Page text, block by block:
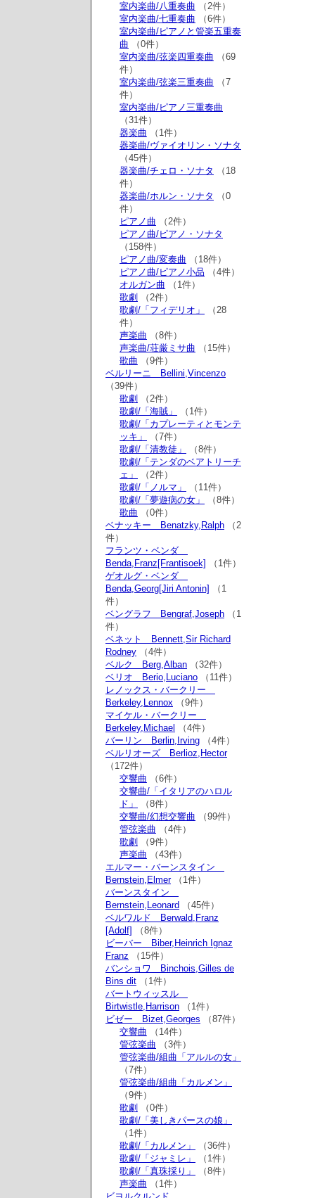
室内楽曲/八重奏曲 （2件）
室内楽曲/七重奏曲 （6件）
室内楽曲/ピアノと管楽五重奏
曲 （0件）
室内楽曲/弦楽四重奏曲 （69
件）
室内楽曲/弦楽三重奏曲 （7
件）
室内楽曲/ピアノ三重奏曲
（31件）
器楽曲 （1件）
器楽曲/ヴァイオリン・ソナタ
（45件）
器楽曲/チェロ・ソナタ
（18
件）
器楽曲/ホルン・ソナタ
（0
件）
ピアノ曲 （2件）
ピアノ曲/ピアノ・ソナタ
（158件）
ピアノ曲/変奏曲 （18件）
ピアノ曲/ピアノ小品 （4件）
オルガン曲 （1件）
歌劇
（2件）
歌劇/「フィデリオ」
（28
件）
声楽曲 （8件）
声楽曲/荘厳ミサ曲 （15件）
歌曲 （9件）
ベルリーニ Bellini,Vincenzo
（39件）
歌劇
（2件）
歌劇/「海賊」
（1件）
歌劇/「カプレーティとモンテ
ッキ」
（7件）
歌劇/「清教徒」
（8件）
歌劇/「テンダのベアトリーチ
ェ」
（2件）
歌劇/「ノルマ」
（11件）
歌劇/「夢遊病の女」
（8件）
歌曲 （0件）
ベナッキー Benatzky,Ralph （2
件）
フランツ・ベンダ
Benda,Franz[Frantisoek]
（1件）
ゲオルグ・ベンダ
Benda,Georg[Jiri Antonin]
（1
件）
ベングラフ Bengraf,Joseph （1
件）
ベネット Bennett,Sir Richard
Rodney （4件）
ベルク Berg,Alban （32件）
ベリオ Berio,Luciano （11件）
レノックス・バークリー
Berkeley,Lennox （9件）
マイケル・バークリー
Berkeley,Michael
（4件）
バーリン Berlin,Irving （4件）
ベルリオーズ Berlioz,Hector
（172件）
交響曲 （6件）
交響曲/「イタリアのハロル
ド」
（8件）
交響曲/幻想交響曲 （99件）
管弦楽曲 （4件）
歌劇
（9件）
声楽曲 （43件）
エルマー・バーンスタイン
Bernstein,Elmer（1件）
バーンスタイン
Bernstein,Leonard （45件）
ベルワルド Berwald,Franz
[Adolf]
（8件）
ビーバー Biber,Heinrich Ignaz
Franz （15件）
バンショワ Binchois,Gilles de
Bins dit （1件）
バートウィッスル
Birtwistle,Harrison （1件）
ビゼー Bizet,Georges （87件）
交響曲 （14件）
管弦楽曲 （3件）
管弦楽曲/組曲「アルルの女」
（7件）
管弦楽曲/組曲「カルメン」
（9件）
歌劇
（0件）
歌劇/「美しきパースの娘」
（1件）
歌劇/「カルメン」
（36件）
歌劇/「ジャミレ」
（1件）
歌劇/「真珠採り」
（8件）
声楽曲 （1件）